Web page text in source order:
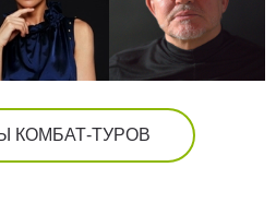
КОМБАТ-ТУРОВ